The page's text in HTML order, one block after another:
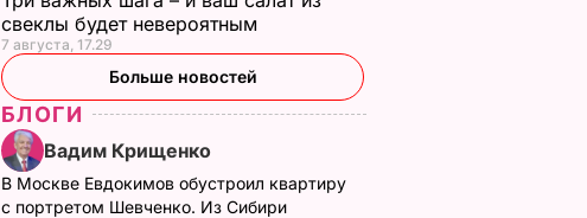
свеклы будет невероятным
7 августа, 17.29
Больше новостей
БЛОГИ
Вадим Крищенко
В Москве Евдокимов обустроил квартиру
с портретом Шевченко. Из Сибири